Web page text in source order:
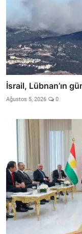
İsrail, Lübnan’ın
Ağustos 5, 2026 0